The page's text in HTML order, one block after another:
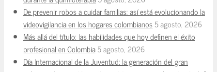
De prevenir robos a cuidar familias: así está evolucionando la
videovigilancia en los hogares colombianos5 agosto, 2026
Más allá del título: las habilidades que hoy definen el éxito
profesional en Colombia5 agosto, 2026
Día Internacional de la Juventud: la generación del gran